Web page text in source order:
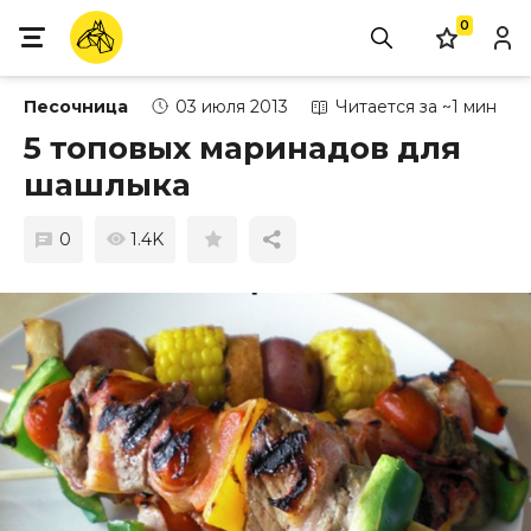
0
Песочница 03 июля 2013 Читается за ~1 мин
5 топовых маринадов для
шашлыка
0 1.4K